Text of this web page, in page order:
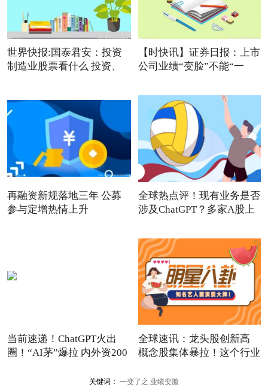
世界快报:国泰君安：投资
制造业股票看什么 投资、
【时快讯】证券日报：上市
公司业绩“变脸”不能“一
再融资新规落地三年 公募
参与定增热情上升
全球热点评！现有业务是否
涉及ChatGPT？多家A股上
当前速递！ChatGPT火出
圈！“AI茅”爆拉 内外资200
全球速讯：龙头股创新高
概念股集体暴拉！这个行业
关键词： 一变了之 业绩变脸